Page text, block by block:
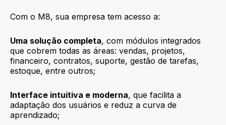
Com o M8, sua empresa tem acesso a:
Uma solução completa, com módulos integrados
que cobrem todas as áreas: vendas, projetos,
financeiro, contratos, suporte, gestão de tarefas,
estoque, entre outros;
Interface intuitiva e moderna, que facilita a
adaptação dos usuários e reduz a curva de
aprendizado;